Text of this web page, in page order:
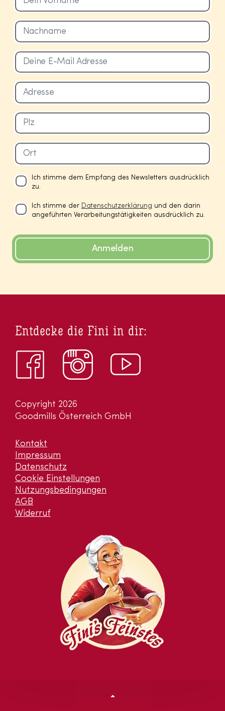
Ich stimme dem Empfang des Newsletters ausdrücklich
zu.
Ich stimme der Datenschutzerklärung und den darin
angeführten Verarbeitungstätigkeiten ausdrücklich zu.
Anmelden
Copyright 2026
Goodmills Österreich GmbH
Kontakt
Impressum
Datenschutz
Cookie Einstellungen
Nutzungsbedingungen
AGB
Widerruf
Entdecke die Fini in dir: